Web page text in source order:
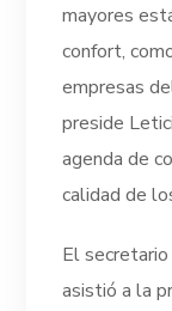
mayores
confort,
empresas
preside
agenda de
calidad de
El
asistió a la